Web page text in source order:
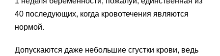
40 последующих, когда кровотечения являются
нормой.
Допускаются даже небольшие сгустки крови, ведь